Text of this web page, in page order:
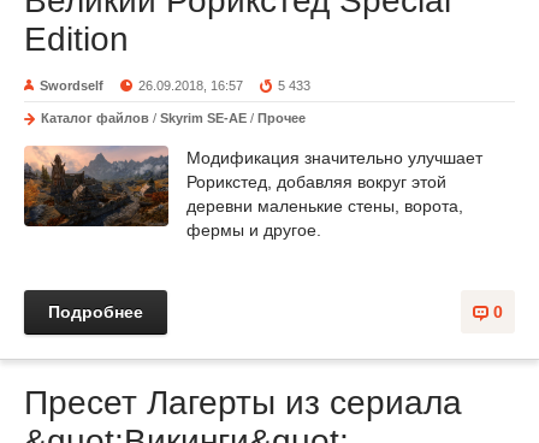
Edition
Swordself 26.09.2018, 16:57 5 433
Каталог файлов / Skyrim SE-AE / Прочее
Модификация значительно улучшает
Рорикстед, добавляя вокруг этой
деревни маленькие стены, ворота,
фермы и другое.
0
Подробнее
Пресет Лагерты из сериала